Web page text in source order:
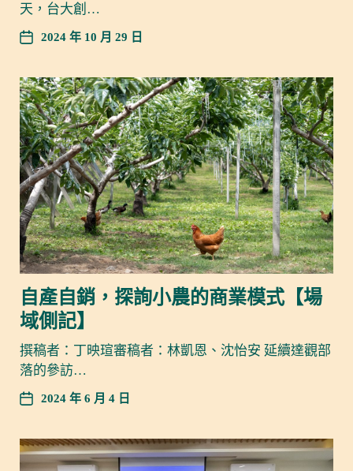
天，台大創…
2024 年 10 月 29 日
自產自銷，探詢小農的商業模式【場
域側記】
撰稿者：丁映瑄審稿者：林凱恩、沈怡安 延續達觀部
落的參訪…
2024 年 6 月 4 日